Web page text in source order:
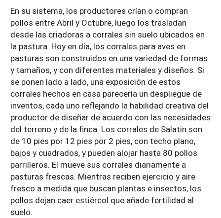
En su sistema, los productores crían o compran
pollos entre Abril y Octubre, luego los trasladan
desde las criadoras a corrales sin suelo ubicados en
la pastura. Hoy en día, los corrales para aves en
pasturas son construidos en una variedad de formas
y tamaños, y con diferentes materiales y diseños. Si
se ponen lado a lado, una exposición de estos
corrales hechos en casa parecería un despliegue de
inventos, cada uno reflejando la habilidad creativa del
productor de diseñar de acuerdo con las necesidades
del terreno y de la finca. Los corrales de Salatin son
de 10 pies por 12 pies por 2 pies, con techo plano,
bajos y cuadrados, y pueden alojar hasta 80 pollos
parrilleros. El mueve sus corrales diariamente a
pasturas frescas. Mientras reciben ejercicio y aire
fresco a medida que buscan plantas e insectos, los
pollos dejan caer estiércol que añade fertilidad al
suelo.